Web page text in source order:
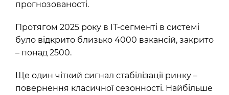
прогнозованості.
Протягом 2025 року в ІТ-сегменті в системі
було відкрито близько 4000 вакансій, закрито
– понад 2500.
Ще один чіткий сигнал стабілізації ринку –
повернення класичної сезонності. Найбільше